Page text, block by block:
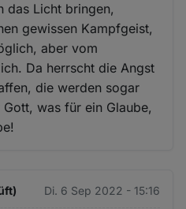
das Licht bringen,
gewissen Kampfgeist,
aber vom
Da herrscht die Angst
die werden sogar
was für ein Glaube,
Di. 6 Sep 2022 - 15:16